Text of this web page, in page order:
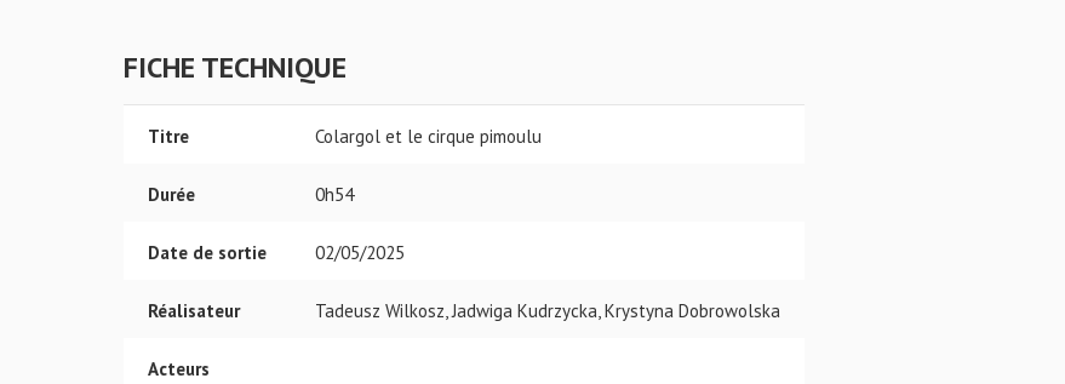
FICHE TECHNIQUE
Titre Colargol et le cirque pimoulu
Durée 0h54
Date de sortie 02/05/2025
Réalisateur Tadeusz Wilkosz, Jadwiga Kudrzycka, Krystyna Dobrowolska
Acteurs